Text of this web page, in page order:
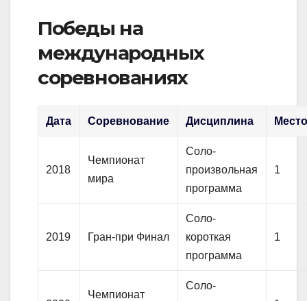
Победы на
международных
соревнованиях
Дата Соревнование Дисциплина
2018
Чемпионат
мира
Соло-
произвольная
программа
1
2019 Гран-при Финал
Соло-
короткая
программа
1
Чемпионат
Соло-